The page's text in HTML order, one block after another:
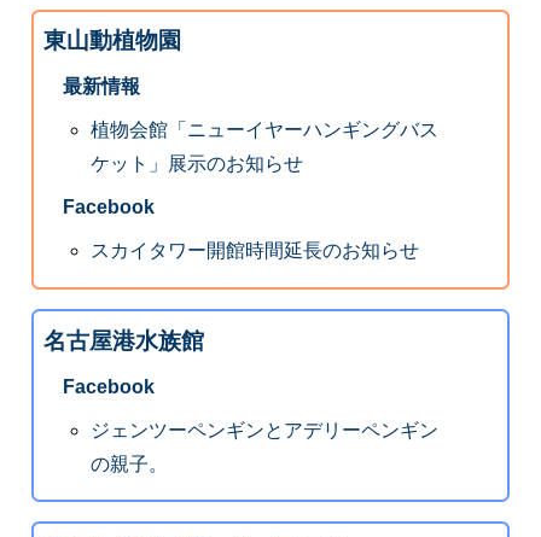
東山動植物園
最新情報
植物会館「ニューイヤーハンギングバス
ケット」展示のお知らせ
Facebook
スカイタワー開館時間延長のお知らせ
名古屋港水族館
Facebook
ジェンツーペンギンとアデリーペンギン
の親子。